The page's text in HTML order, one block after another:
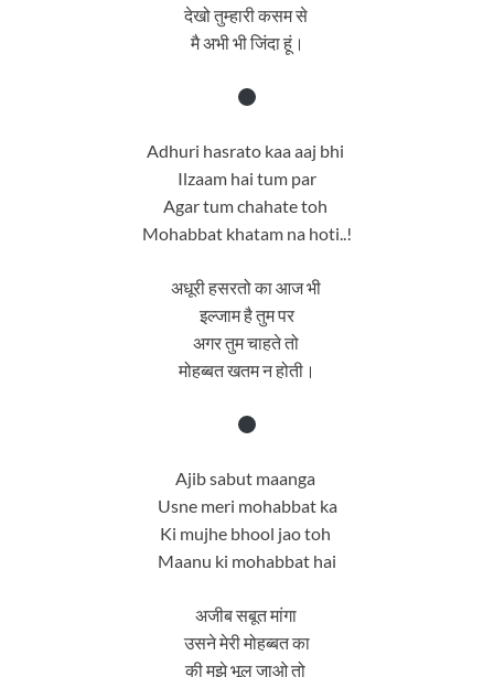
देखो तुम्हारी कसम से
मै अभी भी जिंदा हूं।
Adhuri hasrato kaa aaj bhi
Ilzaam hai tum par
Agar tum chahate toh
Mohabbat khatam na hoti..!
अधूरी हसरतो का आज भी
इल्जाम है तुम पर
अगर तुम चाहते तो
मोहब्बत खतम न होती।
Ajib sabut maanga
Usne meri mohabbat ka
Ki mujhe bhool jao toh
Maanu ki mohabbat hai
अजीब सबूत मांगा
उसने मेरी मोहब्बत का
की मुझे भूल जाओ तो